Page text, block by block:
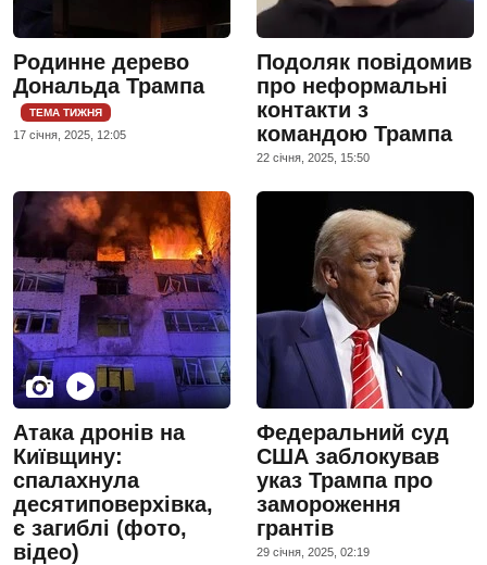
Родинне дерево
Дональда Трампа
ТЕМА ТИЖНЯ
17 сiчня, 2025, 12:05
Подоляк повідомив
про неформальні
контакти з
командою Трампа
22 сiчня, 2025, 15:50
Атака дронів на
Київщину:
спалахнула
десятиповерхівка,
є загиблі (фото,
відео)
Федеральний суд
США заблокував
указ Трампа про
замороження
грантів
29 сiчня, 2025, 02:19